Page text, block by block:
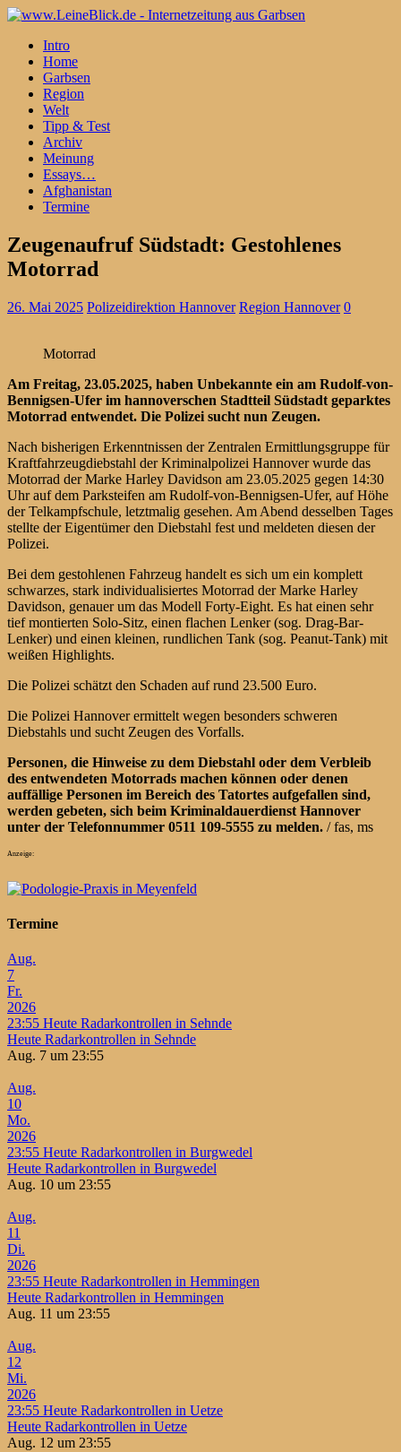
Intro
Home
Garbsen
Region
Welt
Tipp & Test
Archiv
Meinung
Essays…
Afghanistan
Termine
Zeugenaufruf Südstadt: Gestohlenes
Motorrad
26. Mai 2025 Polizeidirektion Hannover Region Hannover 0
Motorrad
Am Freitag, 23.05.2025, haben Unbekannte ein am Rudolf-von-
Bennigsen-Ufer im hannoverschen Stadtteil Südstadt geparktes
Motorrad entwendet. Die Polizei sucht nun Zeugen.
Nach bisherigen Erkenntnissen der Zentralen Ermittlungsgruppe für
Kraftfahrzeugdiebstahl der Kriminalpolizei Hannover wurde das
Motorrad der Marke Harley Davidson am 23.05.2025 gegen 14:30
Uhr auf dem Parksteifen am Rudolf-von-Bennigsen-Ufer, auf Höhe
der Telkampfschule, letztmalig gesehen. Am Abend desselben Tages
stellte der Eigentümer den Diebstahl fest und meldeten diesen der
Polizei.
Bei dem gestohlenen Fahrzeug handelt es sich um ein komplett
schwarzes, stark individualisiertes Motorrad der Marke Harley
Davidson, genauer um das Modell Forty-Eight. Es hat einen sehr
tief montierten Solo-Sitz, einen flachen Lenker (sog. Drag-Bar-
Lenker) und einen kleinen, rundlichen Tank (sog. Peanut-Tank) mit
weißen Highlights.
Die Polizei schätzt den Schaden auf rund 23.500 Euro.
Die Polizei Hannover ermittelt wegen besonders schweren
Diebstahls und sucht Zeugen des Vorfalls.
Personen, die Hinweise zu dem Diebstahl oder dem Verbleib
des entwendeten Motorrads machen können oder denen
auffällige Personen im Bereich des Tatortes aufgefallen sind,
werden gebeten, sich beim Kriminaldauerdienst Hannover
unter der Telefonnummer 0511 109-5555 zu melden. / fas, ms
Anzeige:
Termine
Aug.
7
Fr.
2026
23:55 Heute Radarkontrollen in Sehnde
Heute Radarkontrollen in Sehnde
Aug. 7 um 23:55
Aug.
10
Mo.
2026
23:55 Heute Radarkontrollen in Burgwedel
Heute Radarkontrollen in Burgwedel
Aug. 10 um 23:55
Aug.
11
Di.
2026
23:55 Heute Radarkontrollen in Hemmingen
Heute Radarkontrollen in Hemmingen
Aug. 11 um 23:55
Aug.
12
Mi.
2026
23:55 Heute Radarkontrollen in Uetze
Heute Radarkontrollen in Uetze
Aug. 12 um 23:55